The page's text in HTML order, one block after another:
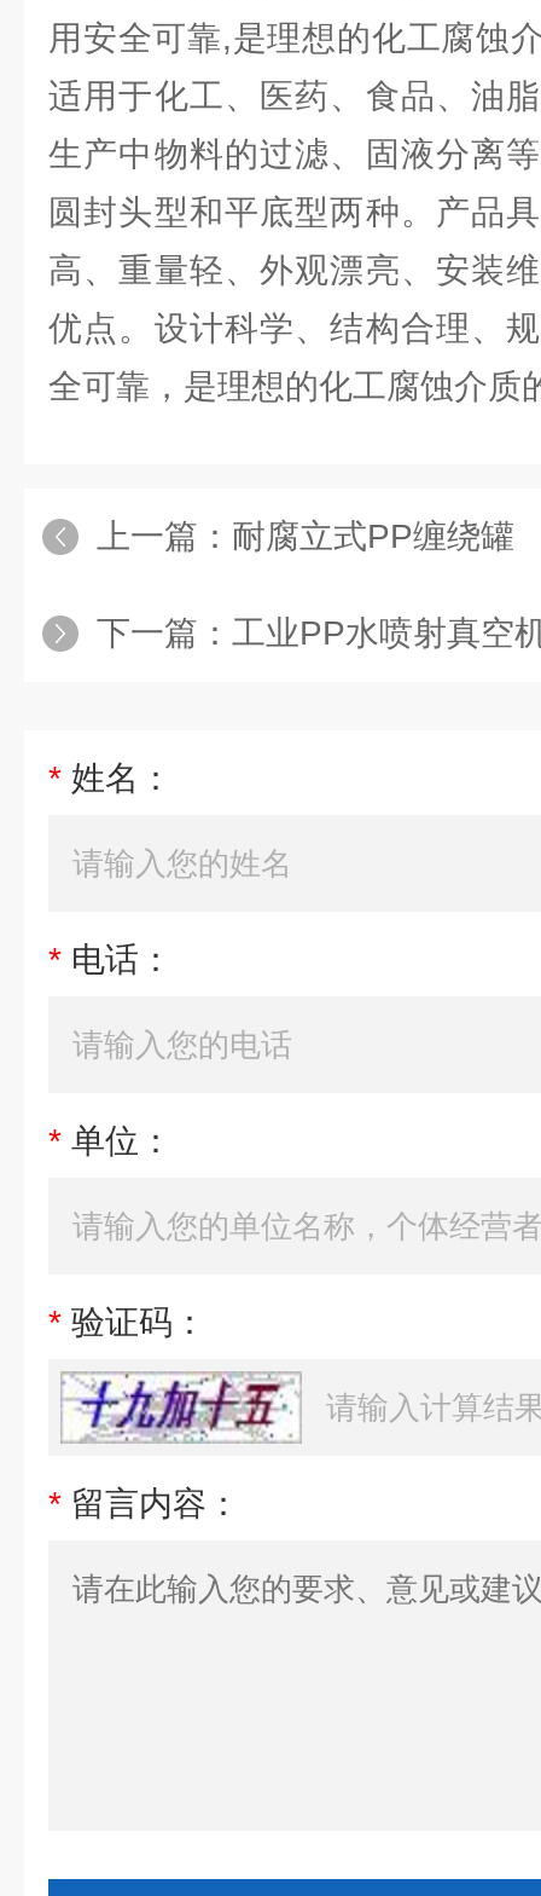
用安全可靠,是理想的化工腐蚀
适用于化工、医药、食品、油
生产中物料的过滤、固液分离
圆封头型和平底型两种。产品
高、重量轻、外观漂亮、安装
优点。设计科学、结构合理、
全可靠，是理想的化工腐蚀介质
上一篇： 耐腐立式PP缠绕罐
下一篇： 工业PP水喷射真空
* 姓名：
* 电话：
* 单位：
* 验证码：
* 留言内容：